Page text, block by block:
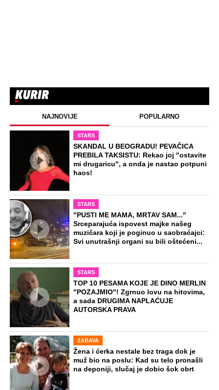
NAJNOVIJE POPULARNO
STARS
SKANDAL U BEOGRADU! PEVAČICA
PREBILA TAKSISTU: Rekao joj "ostavite
mi drugaricu", a onda je nastao potpuni
haos!
STARS
"PUSTI ME MAMA, MRTAV SAM..."
Srceparajuća ispovest majke našeg
muzičara koji je poginuo u saobraćajci:
Svi unutrašnji organi su bili oštećeni...
STARS
TOP 10 PESAMA KOJE JE DINO MERLIN
"POZAJMIO"! Zgrnuo lovu na hitovima,
a sada DRUGIMA NAPLAĆUJE
AUTORSKA PRAVA
ZABAVA
Žena i ćerka nestale bez traga dok je
muž bio na poslu: Kad su telo pronašli
na deponiji, slučaj je dobio šok obrt